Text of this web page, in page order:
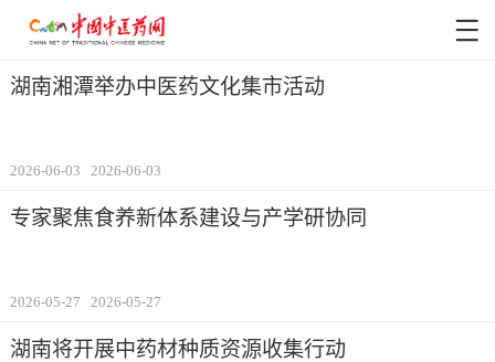
湖南湘潭举办中医药文化集市活动
2026-06-03 2026-06-03
专家聚焦食养新体系建设与产学研协同
2026-05-27 2026-05-27
湖南将开展中药材种质资源收集行动